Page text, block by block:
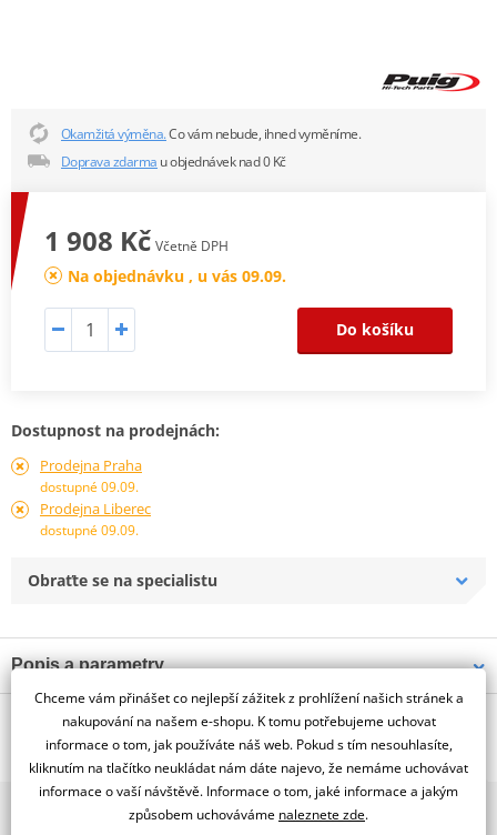
Okamžitá výměna.Co vám nebude, ihned vyměníme.
Doprava zdarma u objednávek nad 0 Kč
1 908 Kč Včetně DPH
Na objednávku , u vás 09.09.
Do košíku
Dostupnost na prodejnách:
Prodejna Praha
dostupné 09.09.
Prodejna Liberec
dostupné 09.09.
Obraťte se na specialistu
Popis a parametry
Jsme autorizovaný
dealer značky PUIG
WINDSHIELD MOD.TRAFFIC SR MOTARD 12'-17' C/CLEAR
Tabulka velikostí
O výrobci
PUIG byl založen v roce 1964 ve Španělsku. Vyrábí se ve městě
Granollers poblíž Barcelony na ploše 8 000 m² v objektu, který se
2x multibrand showroom
Chceme vám přinášet co nejlepší zážitek z prohlížení našich stránek a
nakupování na našem e-shopu. K tomu potřebujeme uchovat
informace o tom, jak používáte náš web. Pokud s tím nesouhlasíte,
kliknutím na tlačítko neukládat nám dáte najevo, že nemáme uchovávat
informace o vaší návštěvě. Informace o tom, jaké informace a jakým
způsobem uchováváme naleznete zde.